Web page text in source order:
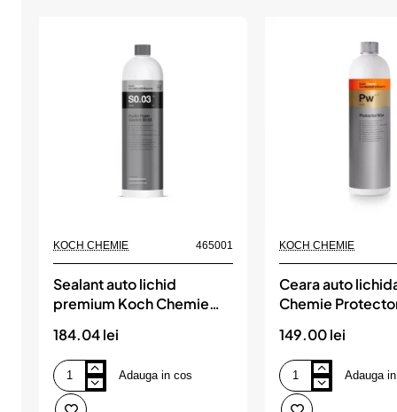
KOCH CHEMIE 465001
Sealant auto lichid
premium Koch Chemie
S0.03, 1L
184.04 lei
Sealant
auto
Adauga in cos
KOCH CHEMIE
Ceara auto
Chemie
149.00 lei
Ceara
auto
Adauga